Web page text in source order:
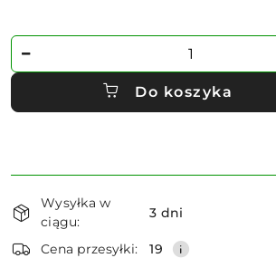
Ilość
Do koszyka
i
dostawa
Wysyłka w
ciągu:
3 dni
Cena przesyłki: 19